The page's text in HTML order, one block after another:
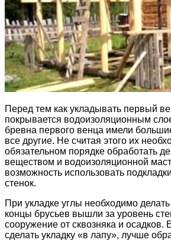
Перед тем как укладывать первый
покрывается водоизоляционным
бревна первого венца имели
все другие. Не считая этого их
обязательном порядке обработать
веществом и водоизоляционной
возможность использовать
стенок.
При укладке углы необходимо
концы брусьев вышли за уровень
сооружение от сквозняка и осадков.
сделать укладку «в лапу», лучше